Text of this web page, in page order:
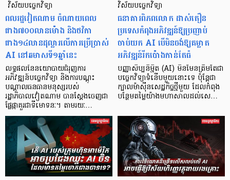
​​​​​​​​​​​​​​​​​​​​​​​​​​​​​ វិស័យបច្ចេកវិទ្យា
ពលរដ្ឋវៀតណាម ​ចំណាយពេល
ជាង៧០០លានម៉ោង និងថវិកា
ជាង១៤លានដុល្លារលើការប្រើប្រាស់
AI នៅឆមាសទី១ឆ្នាំនេះ
លទ្ធផលនៃនយោបាយជំរុញការ
អភិវឌ្ឍន៍បច្ចេកវិទ្យា និងការបណ្តុះ
បណ្តាលធនធានមនុស្សរបស់
រដ្ឋាភិបាលវៀតណាម បានស្តែងចេញជា
ផ្លែផ្កាគួរជាទីមោទនៈ។ តាមរយៈ…
វិស័យបច្ចេកវិទ្យា
ធនាគារពិភពលោក ដាស់តឿន
ប្រទេសកំពុងអភិវឌ្ឍន៍ឱ្យប្រញាប់
ចាប់យក AI បើមិនចង់ឱ្យគម្លាត
អភិវឌ្ឍន៍រីកប៉ោងកាន់តែធំ
បញ្ញាសិប្បនិម្មិត (AI) មិនមែនត្រឹមតែជា
បច្ចេកវិទ្យាទំនើបមួយនោះទេ ប៉ុន្តែជា
ក្បាលម៉ាស៊ីនសេដ្ឋកិច្ចថ្មីមួយ ដែលកំពុង
បន្ថែមតម្លៃយ៉ាងមហាសាលដល់សេ…